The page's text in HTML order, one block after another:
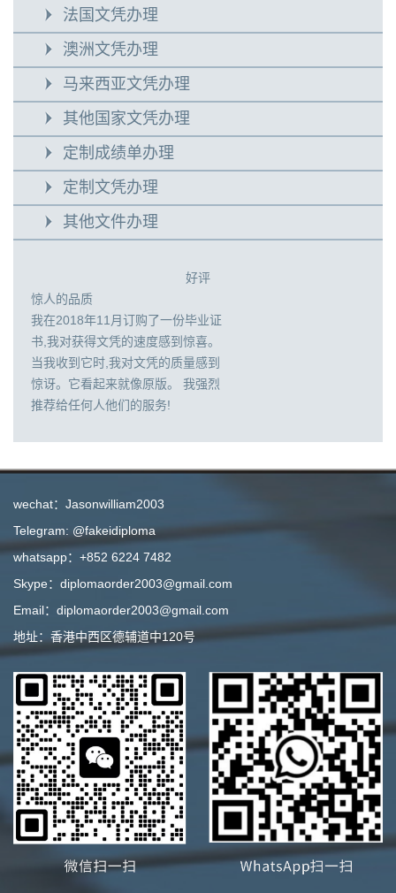
法国文凭办理
澳洲文凭办理
马来西亚文凭办理
其他国家文凭办理
定制成绩单办理
定制文凭办理
其他文件办理
好评
惊人的品质
我在2018年11月订购了一份毕业证
书,我对获得文凭的速度感到惊喜。
当我收到它时,我对文凭的质量感到
惊讶。它看起来就像原版。 我强烈
推荐给任何人他们的服务!
wechat：Jasonwilliam2003
Telegram: @fakeidiploma
whatsapp：+852 6224 7482
Skype：diplomaorder2003@gmail.com
Email：diplomaorder2003@gmail.com
地址：香港中西区德辅道中120号